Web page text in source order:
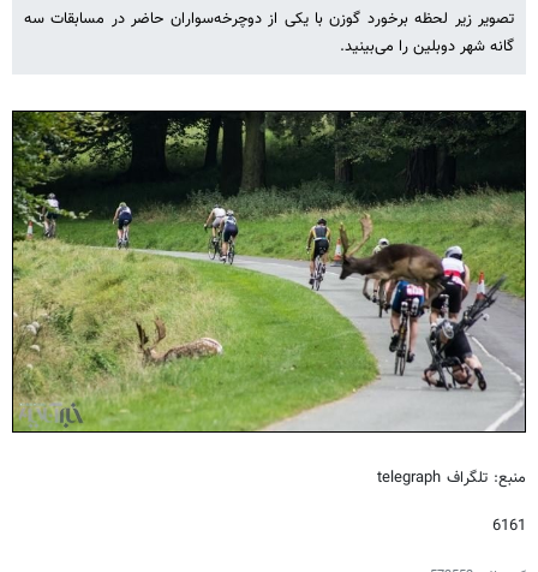
تصویر زیر لحظه برخورد گوزن با یکی از دوچرخه‌سواران حاضر در مسابقات سه
گانه شهر دوبلین را می‌بینید.
منبع: تلگراف telegraph
6161